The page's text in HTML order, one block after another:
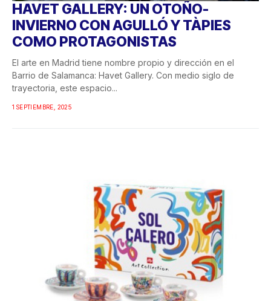
HAVET GALLERY: UN OTOÑO-
INVIERNO CON AGULLÓ Y TÀPIES
COMO PROTAGONISTAS
El arte en Madrid tiene nombre propio y dirección en el
Barrio de Salamanca: Havet Gallery. Con medio siglo de
trayectoria, este espacio...
1 SEPTIEMBRE, 2025